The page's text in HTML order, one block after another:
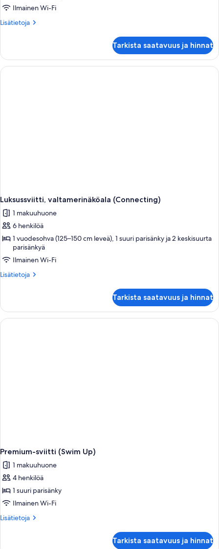
Ilmainen Wi-Fi
Lisätietoja
Lisätietoja
Tarkista saatavuus ja hinnat
Luksussviitti, valtamerinäköala (Connecting)
1 makuuhuone
6 henkilöä
1 vuodesohva (125–150 cm leveä), 1 suuri parisänky ja 2 keskisuurta
parisänkyä
Ilmainen Wi-Fi
Lisätietoja
Lisätietoja
(Connecting)
Tarkista saatavuus ja hinnat
Premium-sviitti (Swim Up)
1 makuuhuone
4 henkilöä
1 suuri parisänky
Ilmainen Wi-Fi
Lisätietoja
Lisätietoja
Tarkista saatavuus ja hinnat